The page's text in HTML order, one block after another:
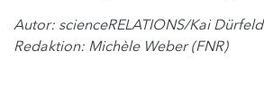
Autor: scienceRELATIONS/Kai Dürfeld
Redaktion: Michèle Weber (FNR)